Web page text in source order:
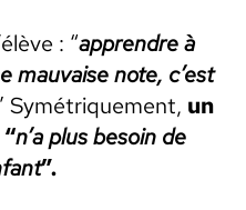
: “appren­dre à
mau­vaise note, c’est
Symétrique­ment, un
n’a plus besoin de
”.